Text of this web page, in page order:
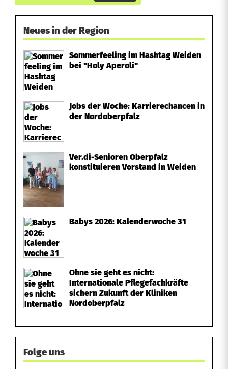
Neues in der Region
Sommerfeeling im Hashtag Weiden
bei "Holy Aperoli"
Jobs der Woche: Karrierechancen in
der Nordoberpfalz
Ver.di-Senioren Oberpfalz
konstituieren Vorstand in Weiden
Babys 2026: Kalenderwoche 31
Ohne sie geht es nicht:
Internationale Pflegefachkräfte
sichern Zukunft der Kliniken
Nordoberpfalz
Folge uns